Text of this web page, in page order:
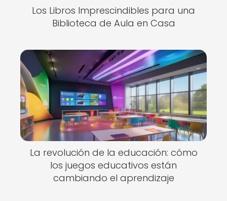
Los Libros Imprescindibles para una
Biblioteca de Aula en Casa
La revolución de la educación: cómo
los juegos educativos están
cambiando el aprendizaje